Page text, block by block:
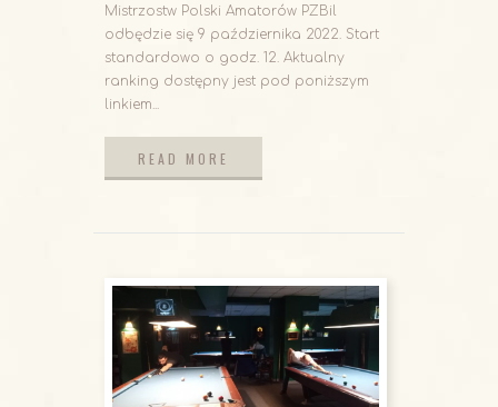
Mistrzostw Polski Amatorów PZBil
odbędzie się 9 października 2022. Start
standardowo o godz. 12. Aktualny
ranking dostępny jest pod poniższym
linkiem...
READ MORE